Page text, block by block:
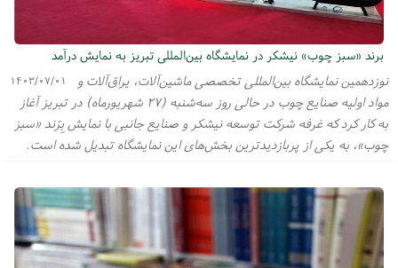
برند «سبز چوب» نیشکر در نمایشگاه بین‌المللی تبریز به نمایش درآمد
۱۴۰۳/۰۷/۰۱
نوزدهمین نمایشگاه بین‌المللی تخصصی ماشین‌آلات، یراق‌آلات و
مواد اولیه صنایع چوب در حالی روز سه‌شنبه (۲۷ شهریورماه) در تبریز آغاز
به کار کرد که غرفه شرکت‌ توسعه نیشکر و صنایع جانبی با نمایش بِرَند «سبز
چوب»، به یکی از پربازدیدترین بخش‌های این نمایشگاه تبدیل شده است.